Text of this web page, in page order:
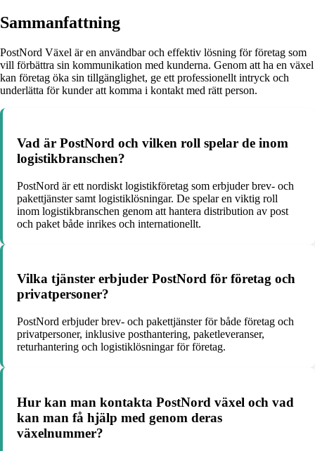
Sammanfattning
PostNord Växel är en användbar och effektiv lösning för företag som
vill förbättra sin kommunikation med kunderna. Genom att ha en växel
kan företag öka sin tillgänglighet, ge ett professionellt intryck och
underlätta för kunder att komma i kontakt med rätt person.
Vad är PostNord och vilken roll spelar de inom
logistikbranschen?
PostNord är ett nordiskt logistikföretag som erbjuder brev- och
pakettjänster samt logistiklösningar. De spelar en viktig roll
inom logistikbranschen genom att hantera distribution av post
och paket både inrikes och internationellt.
Vilka tjänster erbjuder PostNord för företag och
privatpersoner?
PostNord erbjuder brev- och pakettjänster för både företag och
privatpersoner, inklusive posthantering, paketleveranser,
returhantering och logistiklösningar för företag.
Hur kan man kontakta PostNord växel och vad
kan man få hjälp med genom deras
växelnummer?